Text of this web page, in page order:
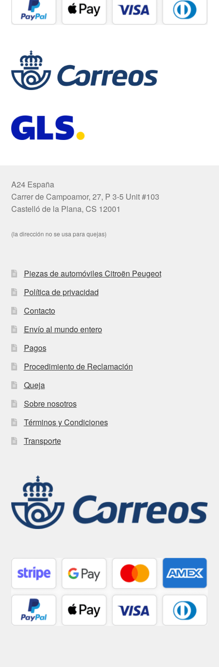
A24 España
Carrer de Campoamor, 27, P 3-5 Unit #103
Castelló de la Plana, CS 12001
(la dirección no se usa para quejas)
Piezas de automóviles Citroën Peugeot
Política de privacidad
Contacto
Envío al mundo entero
Pagos
Procedimiento de Reclamación
Queja
Sobre nosotros
Términos y Condiciones
Transporte